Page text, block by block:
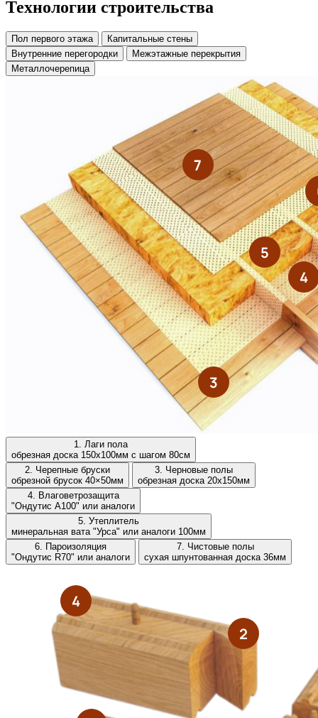
Технологии строительства
Пол первого этажа
Капитальные стены
Внутренние перегородки
Межэтажные перекрытия
Металлочерепица
1. Лаги пола
обрезная доска 150х100мм с шагом 80см
2. Черепные бруски
обрезной брусок 40×50мм
3. Черновые полы
обрезная доска 20х150мм
4. Влаговетрозащита
"Ондутис А100" или аналоги
5. Утеплитель
минеральная вата "Урса" или аналоги 100мм
6. Пароизоляция
"Ондутис R70" или аналоги
7. Чистовые полы
сухая шпунтованная доска 36мм